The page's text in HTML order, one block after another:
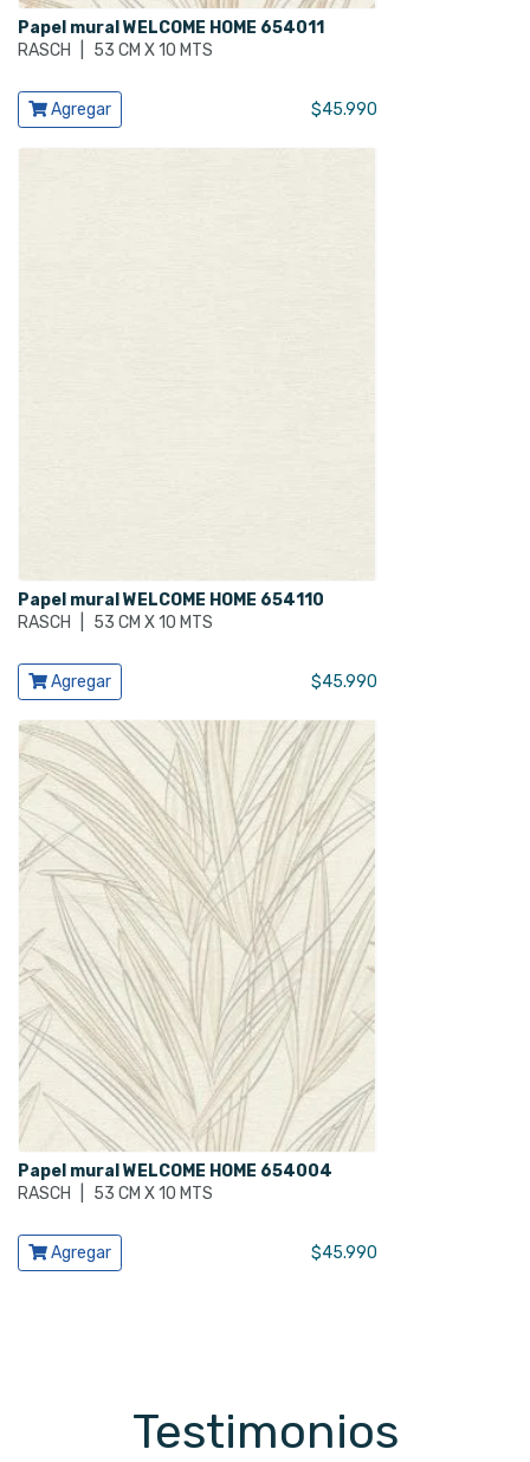
Papel mural WELCOME HOME 654011
RASCH
53 CM X 10 MTS
Ver producto
Agregar $45.990
Papel mural WELCOME HOME 654110
RASCH
53 CM X 10 MTS
Ver producto
Agregar $45.990
Papel mural WELCOME HOME 654004
RASCH
53 CM X 10 MTS
Ver producto
Agregar $45.990
Testimonios